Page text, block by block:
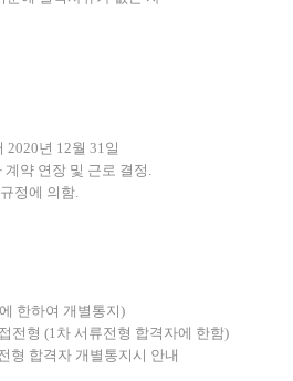
2020년 12월 31일
약 연장 및 근로 결정.
정에 의함.
한하여 개별통지)
전형 (1차 서류전형 합격자에 한함)
형 합격자 개별통지시 안내